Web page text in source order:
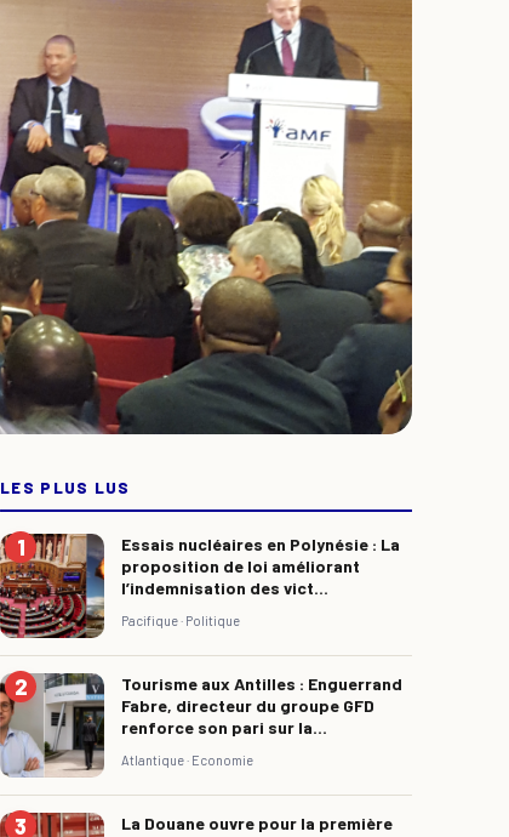
LES PLUS LUS
Essais nucléaires en Polynésie : La
proposition de loi améliorant
l’indemnisation des vict...
Pacifique · Politique
Tourisme aux Antilles : Enguerrand
Fabre, directeur du groupe GFD
renforce son pari sur la...
Atlantique · Economie
La Douane ouvre pour la première